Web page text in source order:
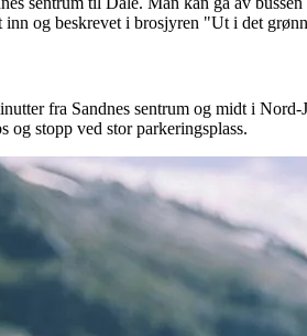
og beskrevet i brosjyren "Ut i det
fra Sandnes sentrum og midt i
stopp ved stor parkeringsplass.